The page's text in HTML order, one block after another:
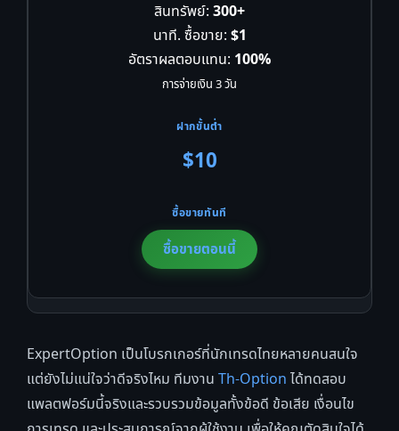
สินทรัพย์: 300+
นาที. ซื้อขาย: $1
อัตราผลตอบแทน: 100%
การจ่ายเงิน 3 วัน
$10
ซื้อขายตอนนี้
ExpertOption เป็นโบรกเกอร์ที่นักเทรดไทยหลายคนสนใจ
แต่ยังไม่แน่ใจว่าดีจริงไหม ทีมงาน Th-Option ได้ทดสอบ
แพลตฟอร์มนี้จริงและรวบรวมข้อมูลทั้งข้อดี ข้อเสีย เงื่อนไข